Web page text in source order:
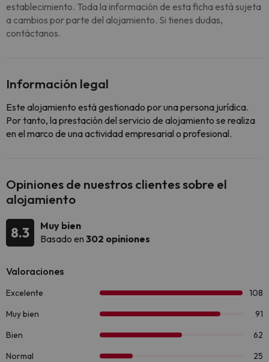
establecimiento. Toda la información de esta ficha está sujeta
a cambios por parte del alojamiento. Si tienes dudas,
contáctanos.
Información legal
Este alojamiento está gestionado por una persona jurídica.
Por tanto, la prestación del servicio de alojamiento se realiza
en el marco de una actividad empresarial o profesional.
Opiniones de nuestros clientes sobre el
alojamiento
8.3
Muy bien
Basado en 302 opiniones